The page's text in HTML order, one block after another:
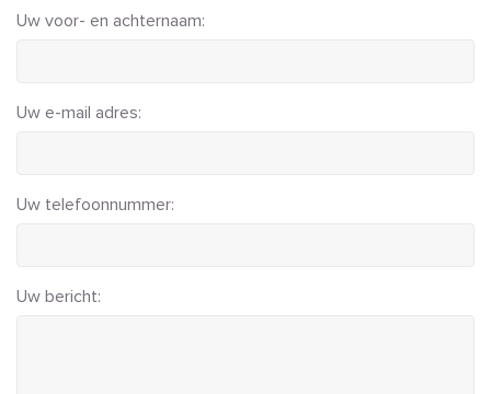
Uw voor- en achternaam:
Uw e-mail adres:
Uw telefoonnummer:
Uw bericht: